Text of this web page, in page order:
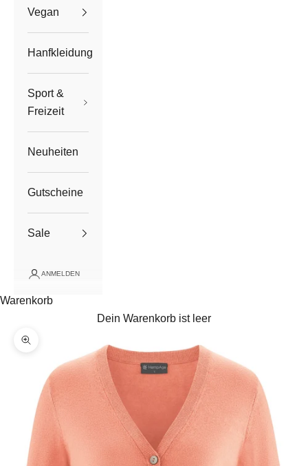
Vegan
Hanfkleidung
Sport &
Freizeit
Neuheiten
Gutscheine
Sale
ANMELDEN
Warenkorb
Dein Warenkorb ist leer
Bild vergrößern